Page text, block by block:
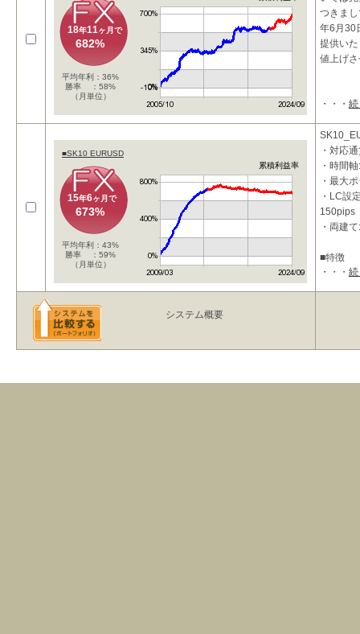
18年11ヶ月で
682%
平均年利：36%
勝率 ：58%
（月単位）
つきま
年6月30
提供い
値上げ
□商品特
・・・
■SK10 EURUSD
累積利益率
15年6ヶ月で
673%
平均年利：43%
勝率 ：59%
（月単位）
・対応
・時間
・最大
・LC設
150pips
・両建
■特徴
1ポジシ
・・・
システム概要